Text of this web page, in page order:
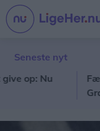
Seneste nyt
Nu